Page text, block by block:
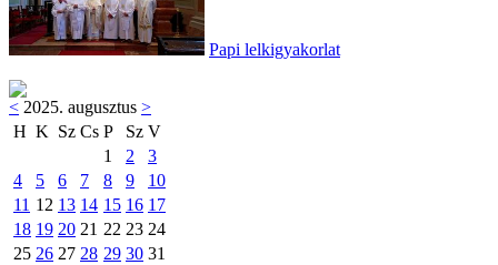
Papi lelkigyakorlat
< 2025. augusztus >
H K Sz Cs P Sz V
1
2
3
4
5 6 7 8 9
10
11 12 13 14 15 16 17
18 19 20 21 22 23 24
25 26 27 28 29 30 31